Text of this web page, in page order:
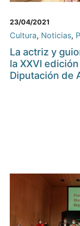
23/04/2021
Cultura, Noticias,
La actriz y
la XXVI
Diputación de